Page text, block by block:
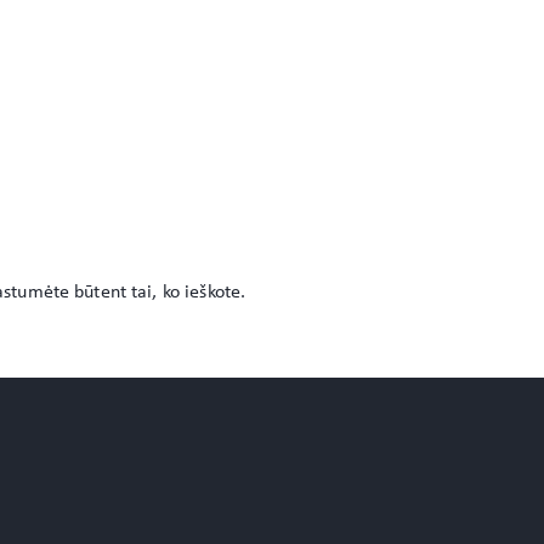
būtent tai, ko ieškote.